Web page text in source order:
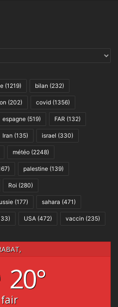
(1219) bilan (232)
(202) covid (1356)
espagne (519) FAR (132)
Iran (135) israel (330)
météo (2248)
palestine (139)
Roi (280)
(177) sahara (471)
USA (472) vaccin (235)
20°
fair